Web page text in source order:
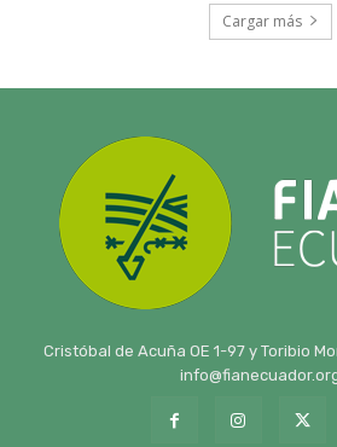
Cargar más
Cristóbal de Acuña OE 1-97 y Toribio